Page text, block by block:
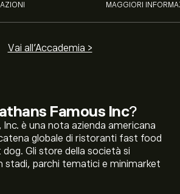
Famous Inc?
è una nota azienda americana
globale di ristoranti fast food
Gli store della società si
stadi, parchi tematici e minimarket
MAGGIORI
Vai all'Accademia >